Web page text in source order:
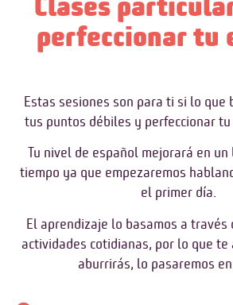
perfeccionar tu
Estas sesiones son para ti si lo que
tus puntos débiles y perfeccionar
Tu nivel de español mejorará en
tiempo ya que empezaremos
el primer día.
El aprendizaje lo basamos a través
actividades cotidianas, por lo que te
aburrirás, lo pasaremos